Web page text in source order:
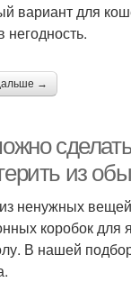
вариант для
негодность.
→
из
ненужных
коробок для
В нашей